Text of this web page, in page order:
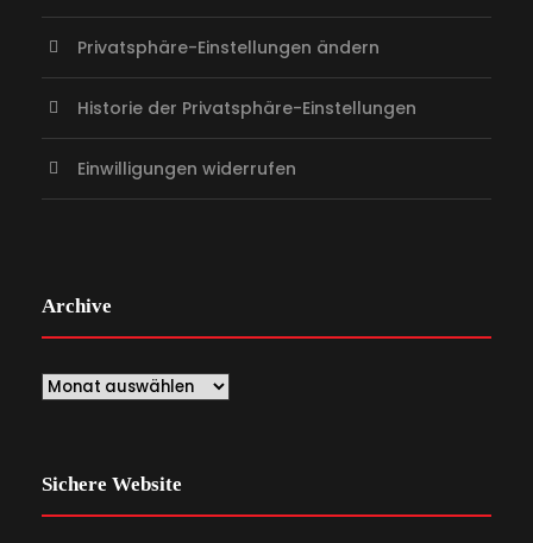
Privatsphäre-Einstellungen ändern
Historie der Privatsphäre-Einstellungen
Einwilligungen widerrufen
Archive
Sichere Website